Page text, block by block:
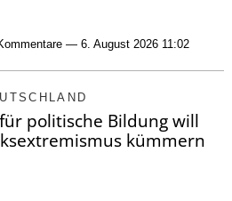
— 6. August 2026 11:02
politische Bildung will
kümmern